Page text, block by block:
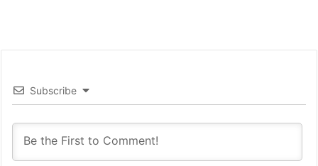
Subscribe